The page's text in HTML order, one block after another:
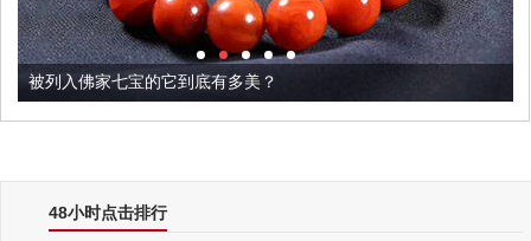
被列入佛家七宝的它到底有多美？
48小时点击排行